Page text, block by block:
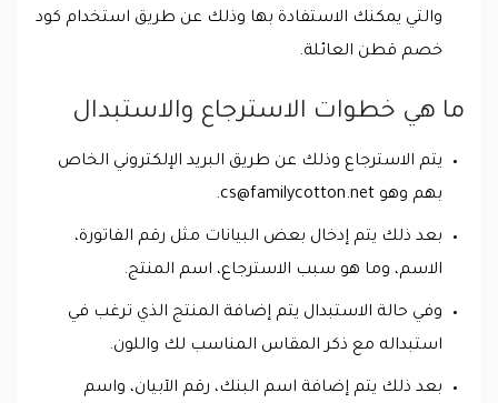
والتي يمكنك الاستفادة بها وذلك عن طريق استخدام كود
خصم قطن العائلة.
ما هي خطوات الاسترجاع والاستبدال
يتم الاسترجاع وذلك عن طريق البريد الإلكتروني الخاص
بهم وهو cs@familycotton.net
.
بعد ذلك يتم إدخال بعض البيانات مثل رقم الفاتورة،
الاسم، وما هو سبب الاسترجاع، اسم المنتج.
وفي حالة الاستبدال يتم إضافة المنتج الذي ترغب في
استبداله مع ذكر المقاس المناسب لك واللون.
بعد ذلك يتم إضافة اسم البنك، رقم الآبيان، واسم